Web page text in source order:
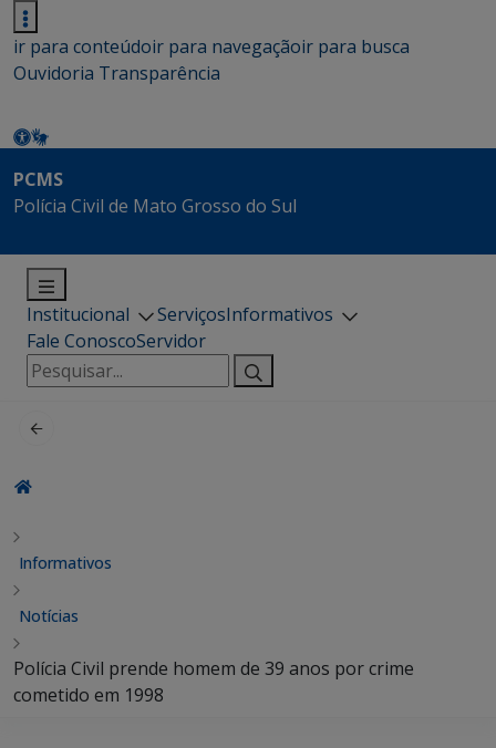
ir para conteúdoir para navegaçãoir para busca
Ouvidoria Transparência
PCMS
Polícia Civil de Mato Grosso do Sul
Institucional ServiçosInformativos
Fale ConoscoServidor
Pesquisar
por:
Informativos
Notícias
Polícia Civil prende homem de 39 anos por crime
cometido em 1998